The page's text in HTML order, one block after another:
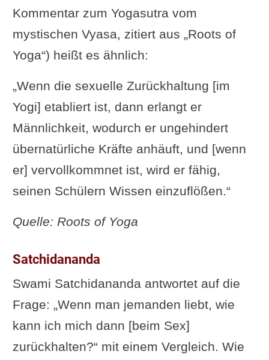
Kommentar zum Yogasutra vom
mystischen Vyasa, zitiert aus „Roots of
Yoga“) heißt es ähnlich:
„Wenn die sexuelle Zurückhaltung [im
Yogi] etabliert ist, dann erlangt er
Männlichkeit, wodurch er ungehindert
übernatürliche Kräfte anhäuft, und [wenn
er] vervollkommnet ist, wird er fähig,
seinen Schülern Wissen einzuflößen.“
Quelle: Roots of Yoga
Satchidananda
Swami Satchidananda antwortet auf die
Frage: „Wenn man jemanden liebt, wie
kann ich mich dann [beim Sex]
zurückhalten?“ mit einem Vergleich. Wie